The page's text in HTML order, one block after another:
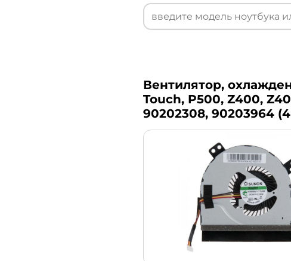
Вентилятор,
Touch, P500, Z400,
90202308, 90203964